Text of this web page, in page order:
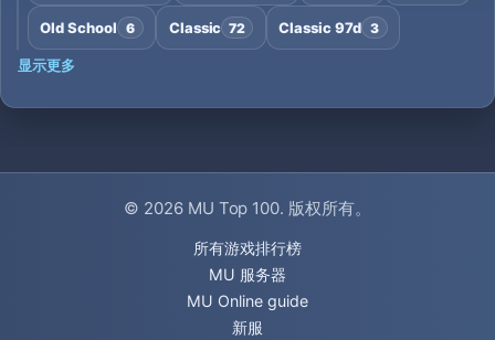
Old School 6 Classic 72 Classic 97d 3
显示更多
© 2026 MU Top 100. 版权所有。
所有游戏排行榜
MU 服务器
MU Online guide
新服